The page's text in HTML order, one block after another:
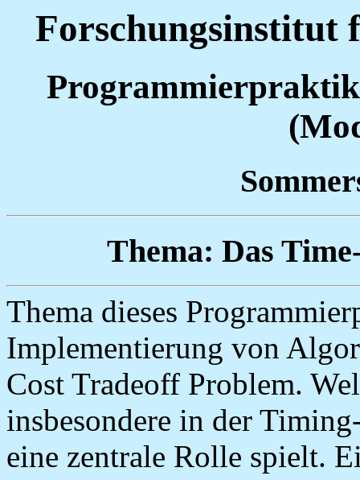
Forschungsinstitut
Thema: Das
Thema dieses
Implementierung von
Cost Tradeoff Problem.
insbesondere in der
eine zentrale Rolle spielt.